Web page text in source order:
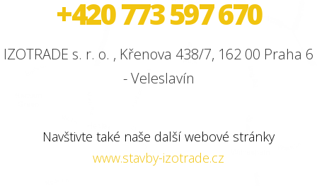
+420 773 597 670
IZOTRADE s. r. o. , Křenova 438/7, 162 00 Praha 6
- Veleslavín
Navštivte také naše další webové stránky
www.stavby-izotrade.cz